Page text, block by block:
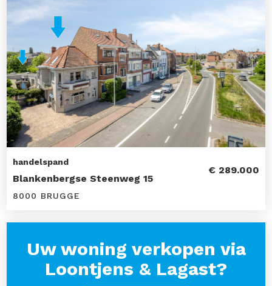
handelspand
Blankenbergse Steenweg 15
€ 289.000
8000 BRUGGE
Uw woning verkopen via
Loontjens & Lagast?